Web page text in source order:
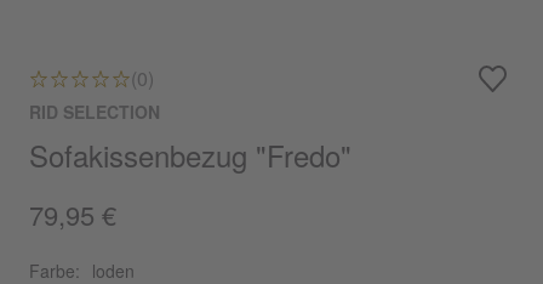
(0)
RID SELECTION
Sofakissenbezug "Fredo"
79,95 €
Farbe: loden